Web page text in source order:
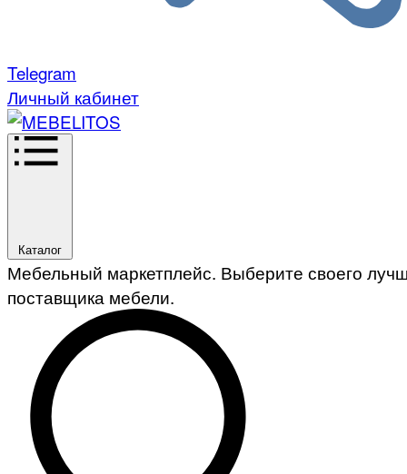
Telegram
Личный кабинет
Каталог
Мебельный маркетплейс. Выберите своего
поставщика мебели.